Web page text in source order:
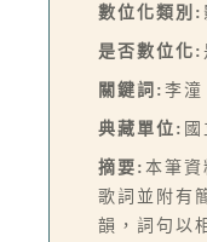
數位化類別:
是否數位化:
關鍵詞: 李
典藏單位:
摘要: 本筆資
歌詞並附有
韻，詞句以